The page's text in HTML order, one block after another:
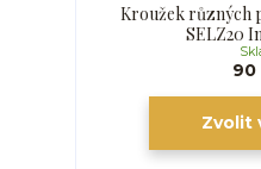
Kroužek různých
SELZ20
90
Zvolit